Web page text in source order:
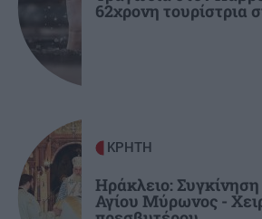
62χρονη τουρίστρια
ΚΡΗΤΗ
Ηράκλειο:
Αγίου Μύρωνος -